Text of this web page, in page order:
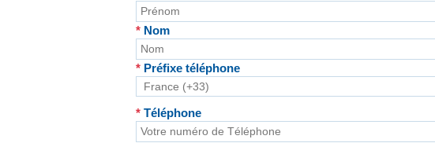
* Nom
* Préfixe téléphone
* Téléphone